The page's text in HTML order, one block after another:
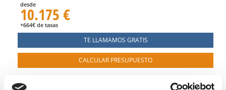
desde
10.175 €
+664€ de tasas
TE LLAMAMOS GRATIS
CALCULAR PRESUPUESTO